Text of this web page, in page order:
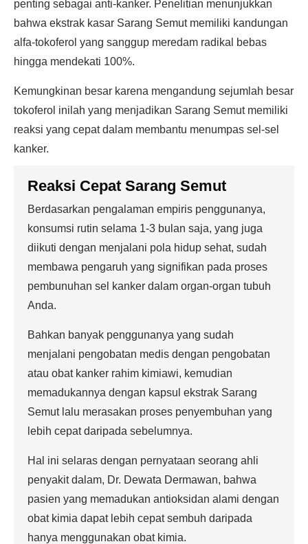
penting sebagai anti-kanker. Penelitian menunjukkan
bahwa ekstrak kasar Sarang Semut memiliki kandungan
alfa-tokoferol yang sanggup meredam radikal bebas
hingga mendekati 100%.
Kemungkinan besar karena mengandung sejumlah besar
tokoferol inilah yang menjadikan Sarang Semut memiliki
reaksi yang cepat dalam membantu menumpas sel-sel
kanker.
Reaksi Cepat Sarang Semut
Berdasarkan pengalaman empiris penggunanya,
konsumsi rutin selama 1-3 bulan saja, yang juga
diikuti dengan menjalani pola hidup sehat, sudah
membawa pengaruh yang signifikan pada proses
pembunuhan sel kanker dalam organ-organ tubuh
Anda.
Bahkan banyak penggunanya yang sudah
menjalani pengobatan medis dengan pengobatan
atau obat kanker rahim kimiawi, kemudian
memadukannya dengan kapsul ekstrak Sarang
Semut lalu merasakan proses penyembuhan yang
lebih cepat daripada sebelumnya.
Hal ini selaras dengan pernyataan seorang ahli
penyakit dalam, Dr. Dewata Dermawan, bahwa
pasien yang memadukan antioksidan alami dengan
obat kimia dapat lebih cepat sembuh daripada
hanya menggunakan obat kimia.